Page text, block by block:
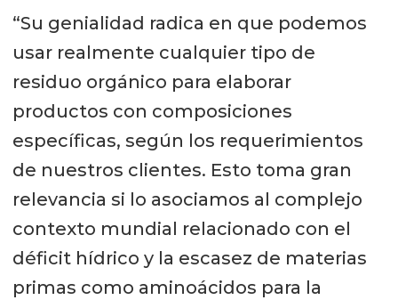
“Su genialidad radica en que podemos
usar realmente cualquier tipo de
residuo orgánico para elaborar
productos con composiciones
específicas, según los requerimientos
de nuestros clientes. Esto toma gran
relevancia si lo asociamos al complejo
contexto mundial relacionado con el
déficit hídrico y la escasez de materias
primas como aminoácidos para la